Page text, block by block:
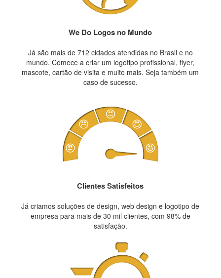
We Do Logos no Mundo
Já são mais de 712 cidades atendidas no Brasil e no
mundo. Comece a criar um logotipo profissional, flyer,
mascote, cartão de visita e muito mais. Seja também um
caso de sucesso.
Clientes Satisfeitos
Já criamos soluções de design, web design e logotipo de
empresa para mais de 30 mil clientes, com 98% de
satisfação.